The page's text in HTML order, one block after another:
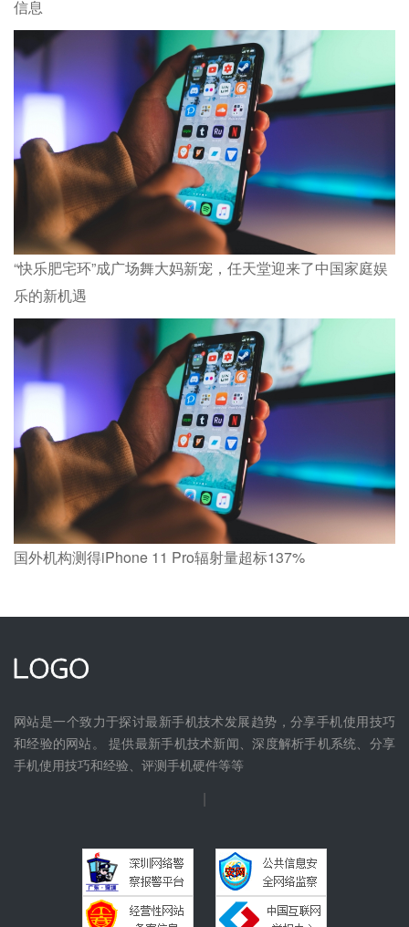
信息
“快乐肥宅环”成广场舞大妈新宠，任天堂迎来了中国家庭娱
乐的新机遇
国外机构测得iPhone 11 Pro辐射量超标137%
网站是一个致力于探讨最新手机技术发展趋势，分享手机使用技巧
和经验的网站。 提供最新手机技术新闻、深度解析手机系统、分享
手机使用技巧和经验、评测手机硬件等等
|